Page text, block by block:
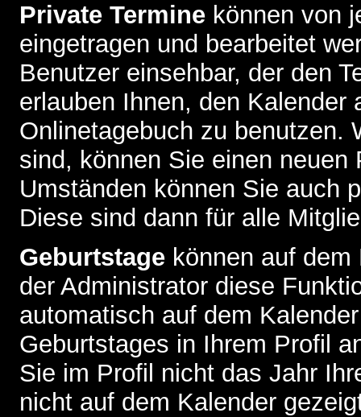
Private Termine können von
eingetragen und bearbeitet
Benutzer einsehbar, der den
erlauben Ihnen, den
Onlinetagebuch zu benutzen.
sind, können Sie einen neuen
Umständen können Sie auch
Diese sind dann für alle
Geburtstage können auf
der Administrator diese
automatisch auf dem
Geburtstages in Ihrem Profil
Sie im Profil nicht das Jahr
nicht auf dem Kalender